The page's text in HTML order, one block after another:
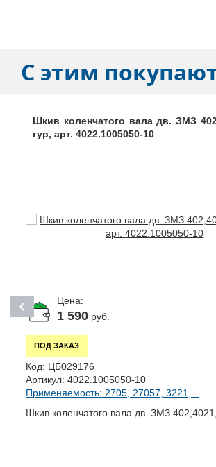
С этим
Шкив коленчатого вала дв. ЗМЗ
гур, арт. 4022.1005050-10
Цена:
1 590руб.
ПОД ЗАКАЗ
Код: ЦБ029176
Артикул: 4022.1005050-10
Применяемость: 2705, 27057, 3221,...
Шкив коленчатого вала дв. ЗМЗ